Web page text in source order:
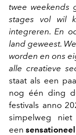
twee weekends
stages vol wil
integreren. En
land geweest.
worden en ons
alle creatieve
staat als een
nog één ding
festivals anno
simpelweg
een